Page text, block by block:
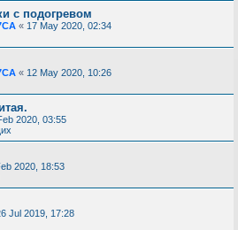
с подогревом
« 17 May 2020, 02:34
« 12 May 2020, 10:26
2020, 03:55
2020, 18:53
Jul 2019, 17:28